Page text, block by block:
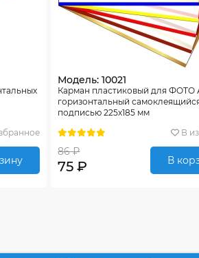
Модель: 10021
Карман пластиковый для ФОТО
горизонтальный
подписью 225х185 мм
В
86 ₽
75 ₽ В